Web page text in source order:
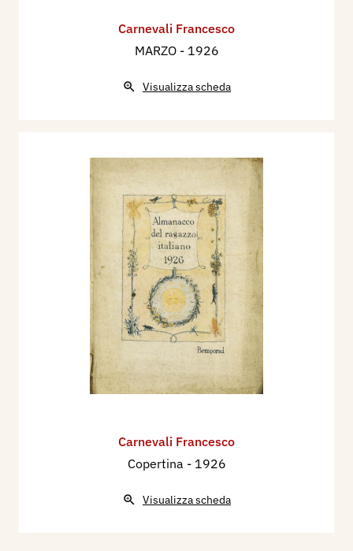
Carnevali Francesco
MARZO - 1926
Visualizza scheda
Carnevali Francesco
Copertina - 1926
Visualizza scheda